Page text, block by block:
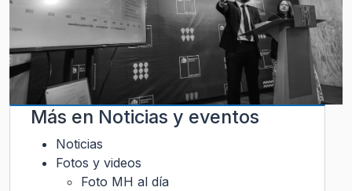
Más en Noticias y eventos
Noticias
Fotos y videos
Foto MH al día